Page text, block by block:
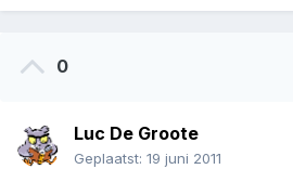
0
Luc De Groote
Geplaatst: 19 juni 2011